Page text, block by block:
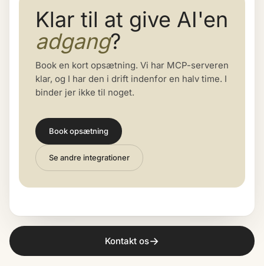
Klar til at give AI'en
adgang?
Book en kort opsætning. Vi har MCP-serveren
klar, og I har den i drift indenfor en halv time. I
binder jer ikke til noget.
Book opsætning
Se andre integrationer
Kontakt os→